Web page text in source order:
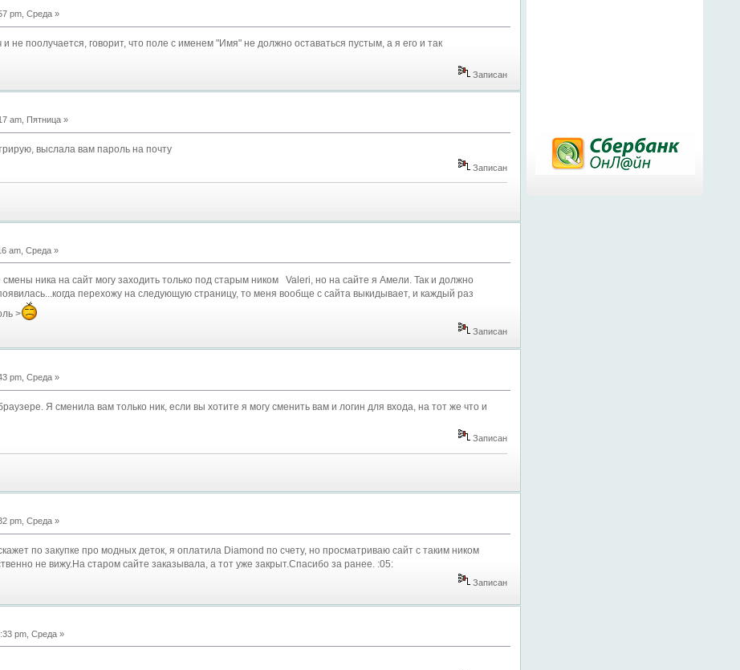
pm, Среда »
не поолучается, говорит, что поле с именем "Имя" не должно оставаться пустым, а я его и так
Записан
am, Пятница »
выслала вам пароль на почту
Записан
am, Среда »
ника на сайт могу заходить только под старым ником Valeri, но на сайте я Амели. Так и должно
перехожу на следующую страницу, то меня вообще с сайта выкидывает, и каждый раз
>
Записан
pm, Среда »
Я сменила вам только ник, если вы хотите я могу сменить вам и логин для входа, на тот же что и
Записан
pm, Среда »
по закупке про модных деток, я оплатила Diamond по счету, но просматриваю сайт с таким ником
не вижу.На старом сайте заказывала, а тот уже закрыт.Спасибо за ранее. :05:
Записан
pm, Среда »